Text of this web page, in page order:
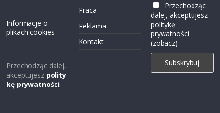
Informacje o
plikach cookies
Przechodząc dalej,
akceptujesz polity
kę prywatności
Praca
Reklama
Kontakt
Przechodząc
dalej, akceptujesz
politykę
prywatności
(zobacz)